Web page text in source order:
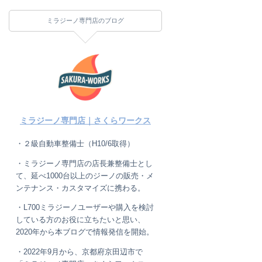
ミラジーノ専門店のブログ
ミラジーノ専門店｜さくらワークス
・２級自動車整備士（H10/6取得）
・ミラジーノ専門店の店長兼整備士とし
て、延べ1000台以上のジーノの販売・メ
ンテナンス・カスタマイズに携わる。
・L700ミラジーノユーザーや購入を検討
している方のお役に立ちたいと思い、
2020年から本ブログで情報発信を開始。
・2022年9月から、京都府京田辺市で